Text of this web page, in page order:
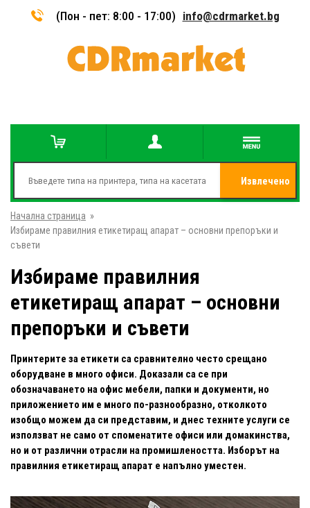
(Пон - пет: 8:00 - 17:00) info@cdrmarket.bg
Извлечено
Начална страница »
Избираме правилния етикетиращ апарат – основни препоръки и
съвети
Избираме правилния
етикетиращ апарат – основни
препоръки и съвети
Принтерите за етикети са сравнително често срещано
оборудване в много офиси. Доказали са се при
обозначаването на офис мебели, папки и документи, но
приложението им е много по-разнообразно, отколкото
изобщо можем да си представим, и днес техните услуги се
използват не само от споменатите офиси или домакинства,
но и от различни отрасли на промишлеността. Изборът на
правилния етикетиращ апарат е напълно уместен.